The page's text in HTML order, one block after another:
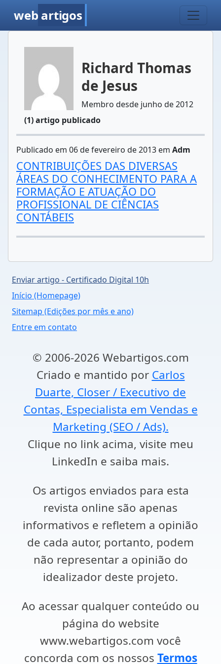
web artigos
Richard Thomas
de Jesus
Membro desde junho de 2012
(1) artigo publicado
Publicado em 06 de fevereiro de 2013 em Adm
CONTRIBUIÇÕES DAS DIVERSAS
ÁREAS DO CONHECIMENTO PARA A
FORMAÇÃO E ATUAÇÃO DO
PROFISSIONAL DE CIÊNCIAS
CONTÁBEIS
Enviar artigo - Certificado Digital 10h
Início (Homepage)
Sitemap (Edições por mês e ano)
Entre em contato
© 2006-2026 Webartigos.com
Criado e mantido por Carlos
Duarte, Closer / Executivo de
Contas, Especialista em Vendas e
Marketing (SEO / Ads).
Clique no link acima, visite meu
LinkedIn e saiba mais.
Os artigos enviados para esta
revista online são apenas
informativos e refletem a opinião
de cada autor, portanto, podem
não representar a opinião do
idealizador deste projeto.
Ao acessar qualquer conteúdo ou
página do website
www.webartigos.com você
concorda com os nossos Termos